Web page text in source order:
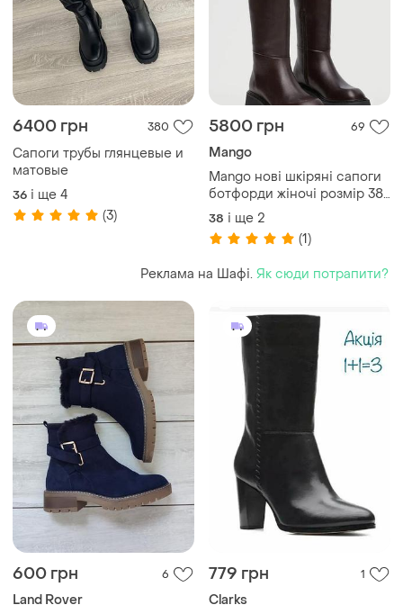
6400 грн 380
Сапоги трубы глянцевые и
матовые
36 і ще 4
(3)
5800 грн 69
Mango
Mango нові шкіряні сапоги
ботфорди жіночі розмір 38,
39 іспанія
38 і ще 2
(1)
Реклама на Шафі. Як сюди потрапити?
600 грн 6
Land Rover
779 грн 1
Clarks